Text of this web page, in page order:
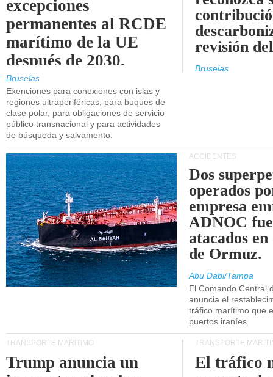
excepciones
permanentes al RCDE
marítimo de la UE
después de 2030.
Bruselas
Exenciones para conexiones con islas y
regiones ultraperiféricas, para buques de
clase polar, para obligaciones de servicio
público transnacional y para actividades
de búsqueda y salvamento.
revisión
Bruselas
ACCIDENTES
Dos
operados
empresa
ADNOC
atacados
de Ormuz.
Abu Dabi/Tampa
El Comando Central
anuncia el
tráfico marítimo que
puertos iraníes.
TRANSPORTE MARÍTIMO
Trump anuncia un
TRANSPORTE
El tráfico